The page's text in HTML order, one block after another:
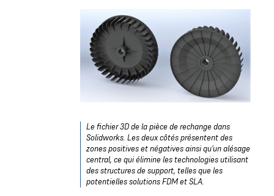
Le fichier 3D de la pièce de rechange dans
Solidworks. Les deux côtés présentent des
zones positives et négatives ainsi qu’un alésage
central, ce qui élimine les technologies utilisant
des structures de support, telles que les
potentielles solutions FDM et SLA.